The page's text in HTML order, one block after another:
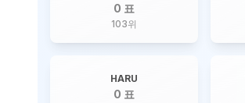
0 표
103위
HARU
0 표